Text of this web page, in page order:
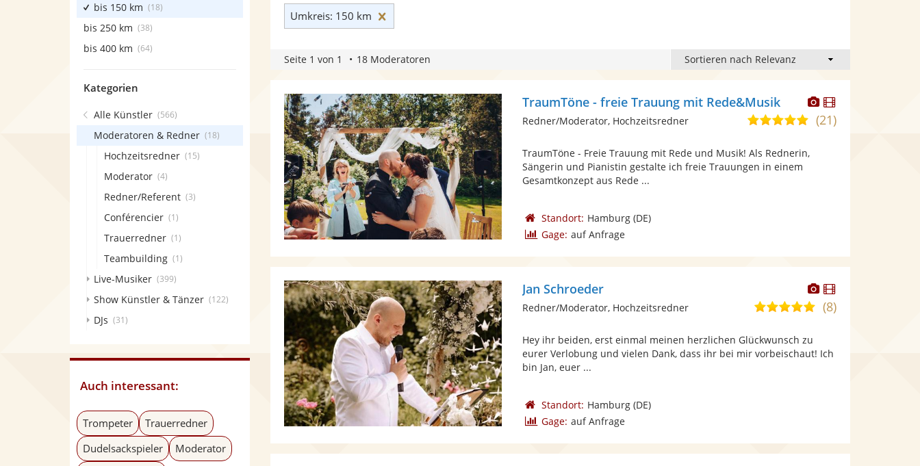
Umkreis: 150 km
Seite 1 von 1 18 Moderatoren
Dieser
Künstler
stellt
Dieser
Künstler
TraumTöne - freie Trauung mit Rede&Musik
5,0
5
(21)
Redner/Moderator, Hochzeitsredner
TraumTöne - Freie Trauung mit Rede und Musik! Als Rednerin,
Sängerin und Pianistin gestalte ich freie Trauungen in einem
Gesamtkonzept aus Rede ...
Standort: Hamburg(DE)
Gage: auf Anfrage
Dieser
Künstler
stellt
bereit.
Dieser
Künstler
Jan Schroeder
5,0
Sternen
(8)
Redner/Moderator, Hochzeitsredner
Hey ihr beiden, erst einmal meinen herzlichen Glückwunsch zu
eurer Verlobung und vielen Dank, dass ihr bei mir vorbeischaut! Ich
bin Jan, euer ...
Standort: Hamburg(DE)
Gage: auf Anfrage
bis 150 km (18)
bis 250 km (38)
bis 400 km (64)
Kategorien
Alle Künstler (566)
Moderatoren & Redner (18)
Hochzeitsredner (15)
Moderator (4)
Redner/Referent (3)
Conférencier (1)
Trauerredner (1)
Teambuilding (1)
Live-Musiker (399)
Show Künstler & Tänzer (122)
DJs (31)
Auch interessant:
Trompeter
Trauerredner
Dudelsackspieler
Moderator